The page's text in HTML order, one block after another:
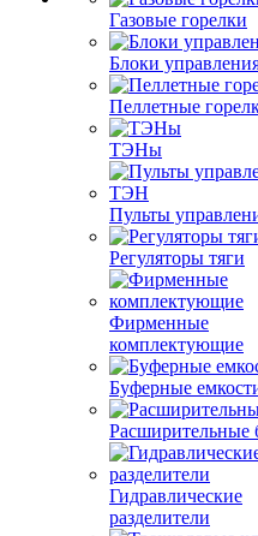
Газовые горелки
Блоки
Пеллетные
ТЭНы
Пульты
Регуляторы тяги
Фирменные
комплектующие
Буферные
Расширительные
Гидравлические
разделители